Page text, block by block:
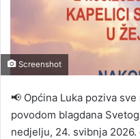
Screenshot
📢 Općina Luka poziva
povodom blagdana
nedjelju, 24. svibnja